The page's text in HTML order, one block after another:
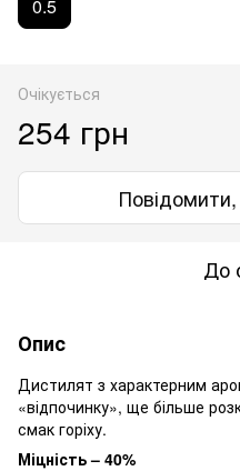
0.5
Очікується
254 грн
До
Опис
Дистилят з характерним
«відпочинку», ще більше
смак горіху.
Міцність – 40%